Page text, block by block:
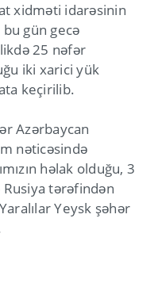
xidməti idarəsinin
gün gecə
25 nəfər
iki xarici yük
keçirilib.
Azərbaycan
nəticəsində
həlak olduğu, 3
Rusiya tərəfindən
Yeysk şəhər